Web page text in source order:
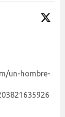
un-hombre-